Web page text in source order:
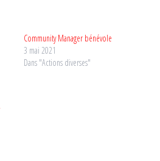
Community Manager bénévole
3 mai 2021
Dans "Actions diverses"